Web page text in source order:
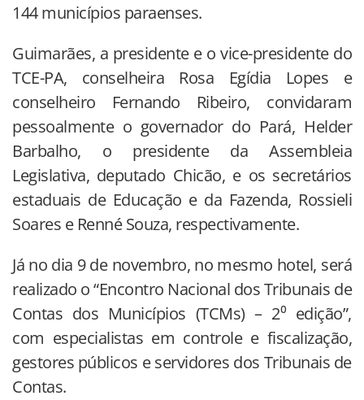
144 municípios paraenses.
Guimarães, a presidente e o vice-presidente do
TCE-PA, conselheira Rosa Egídia Lopes e
conselheiro Fernando Ribeiro, convidaram
pessoalmente o governador do Pará, Helder
Barbalho, o presidente da Assembleia
Legislativa, deputado Chicão, e os secretários
estaduais de Educação e da Fazenda, Rossieli
Soares e Renné Souza, respectivamente.
Já no dia 9 de novembro, no mesmo hotel, será
realizado o “Encontro Nacional dos Tribunais de
Contas dos Municípios (TCMs) – 2⁰ edição”,
com especialistas em controle e fiscalização,
gestores públicos e servidores dos Tribunais de
Contas.